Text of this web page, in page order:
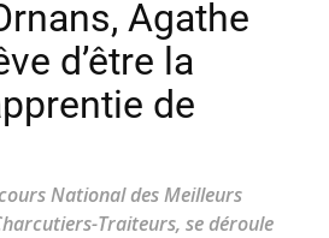
Agathe
d’être la
de
National des Meilleurs
Traiteurs, se déroule